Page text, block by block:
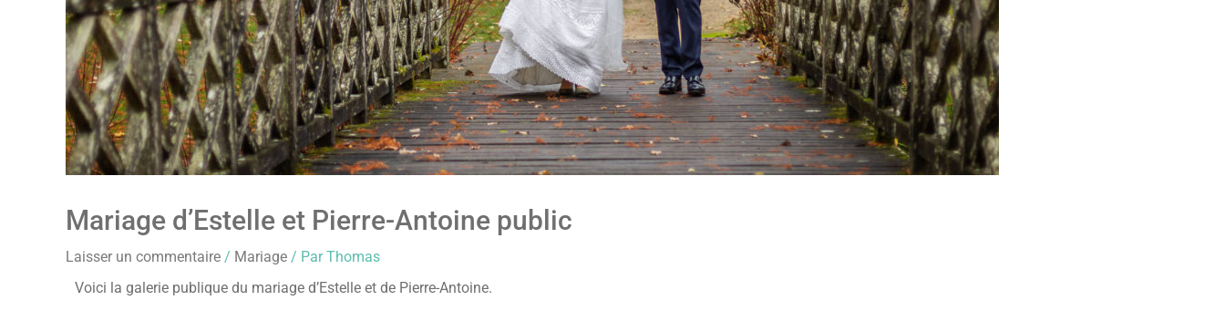
Mariage d’Estelle et Pierre-Antoine public
Laisser un commentaire / Mariage / ParThomas
Voici la galerie publique du mariage d’Estelle et de Pierre-Antoine.